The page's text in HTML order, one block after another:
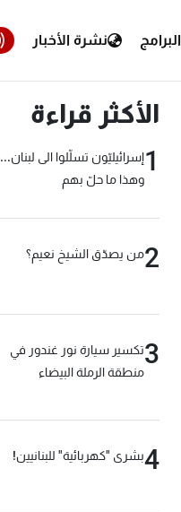
البرامج نشرة الأخبار
الأكثر قراءة
1إسرائيليّون تسلّلوا الى لبنان...
وهذا ما حلّ بهم
2من يصدّق الشيخ نعيم؟
3تكسير سيارة نور غندور في
منطقة الرملة البيضاء
4بشرى "كهربائية" للبنانيين!